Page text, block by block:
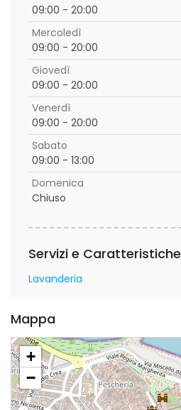
09:00 - 20:00
Mercoledì
09:00 - 20:00
Giovedì
09:00 - 20:00
Venerdì
09:00 - 20:00
Sabato
09:00 - 13:00
Domenica
Chiuso
Servizi e Caratteristiche
Lavanderia
Mappa
+
−